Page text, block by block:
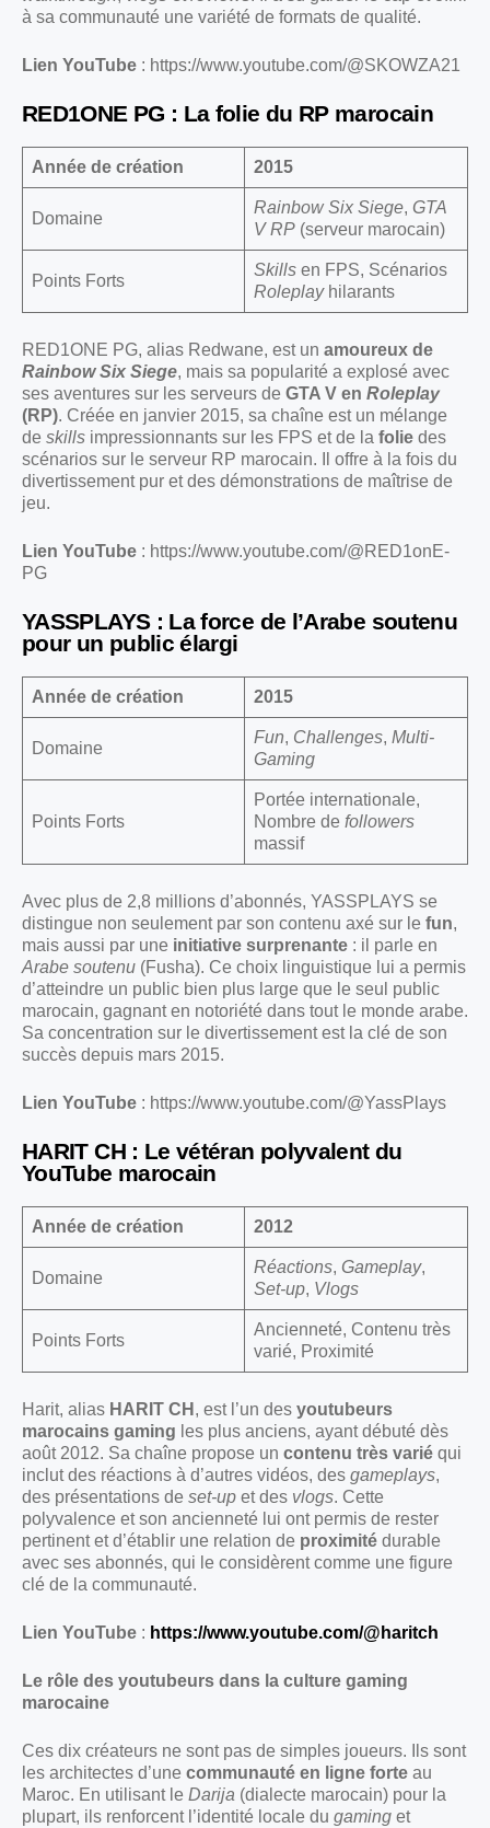
à sa communauté une variété de formats de qualité.
Lien YouTube : https://www.youtube.com/@SKOWZA21
RED1ONE PG : La folie du RP marocain
Année de création 2015
Domaine
Rainbow Six Siege, GTA
V RP (serveur marocain)
Points Forts
Skills en FPS, Scénarios
Roleplayhilarants
RED1ONE PG, alias Redwane, est un amoureux de
Rainbow Six Siege, mais sa popularité a explosé avec
ses aventures sur les serveurs de GTA V en Roleplay
(RP). Créée en janvier 2015, sa chaîne est un mélange
de skills impressionnants sur les FPS et de la folie des
scénarios sur le serveur RP marocain. Il offre à la fois du
divertissement pur et des démonstrations de maîtrise de
jeu.
Lien YouTube : https://www.youtube.com/@RED1onE-
PG
YASSPLAYS : La force de l’Arabe soutenu
pour un public élargi
Année de création 2015
Domaine
Fun, Challenges, Multi-
Gaming
Points Forts
Portée internationale,
Nombre de followers
massif
Avec plus de 2,8 millions d’abonnés, YASSPLAYS se
distingue non seulement par son contenu axé sur le fun,
mais aussi par une initiative surprenante : il parle en
Arabe soutenu (Fusha). Ce choix linguistique lui a permis
d’atteindre un public bien plus large que le seul public
marocain, gagnant en notoriété dans tout le monde arabe.
Sa concentration sur le divertissement est la clé de son
succès depuis mars 2015.
Lien YouTube : https://www.youtube.com/@YassPlays
HARIT CH : Le vétéran polyvalent du
YouTube marocain
Année de création 2012
Domaine
Réactions, Gameplay,
Set-up, Vlogs
Points Forts
Ancienneté, Contenu très
varié, Proximité
Harit, alias HARIT CH , est l’un des youtubeurs
marocains gaming les plus anciens, ayant débuté dès
août 2012. Sa chaîne propose un contenu très varié qui
inclut des réactions à d’autres vidéos, des gameplays,
des présentations de set-up et des vlogs. Cette
polyvalence et son ancienneté lui ont permis de rester
pertinent et d’établir une relation de proximité durable
avec ses abonnés, qui le considèrent comme une figure
clé de la communauté.
Lien YouTube : https://www.youtube.com/@haritch
Le rôle des youtubeurs dans la culture gaming
marocaine
Ces dix créateurs ne sont pas de simples joueurs. Ils sont
les architectes d’une communauté en ligne forte au
Maroc. En utilisant le Darija (dialecte marocain) pour la
plupart, ils renforcent l’identité locale du gaming et